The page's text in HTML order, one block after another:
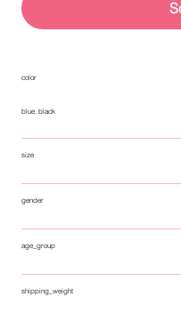
color
blue, black
size
gender
age_group
shipping_weight